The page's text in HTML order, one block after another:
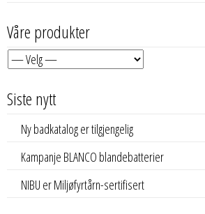
Våre produkter
Siste nytt
Ny badkatalog er tilgjengelig
Kampanje BLANCO blandebatterier
NIBU er Miljøfyrtårn-sertifisert